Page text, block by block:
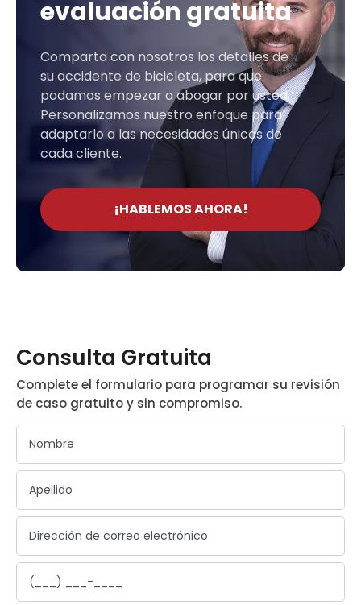
evaluación gratuita
Comparta con nosotros los detalles de
su accidente de bicicleta, para que
podamos empezar a abogar por usted.
Personalizamos nuestro enfoque para
adaptarlo a las necesidades únicas de
cada cliente.
¡HABLEMOS AHORA!
Consulta Gratuita
Complete el formulario para programar su revisión
de caso gratuito y sin compromiso.